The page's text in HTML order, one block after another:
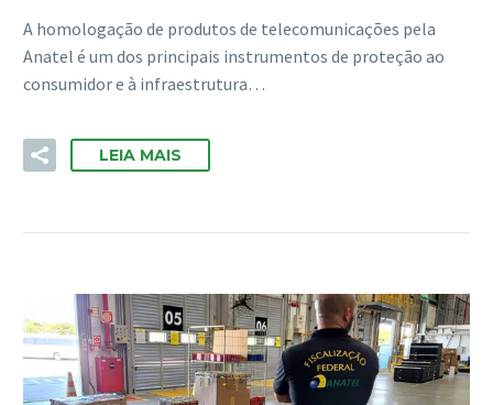
A homologação de produtos de telecomunicações pela
Anatel é um dos principais instrumentos de proteção ao
consumidor e à infraestrutura…
LEIA MAIS